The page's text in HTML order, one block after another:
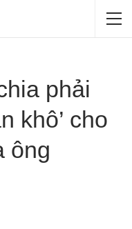
phải
khô’ cho
ông